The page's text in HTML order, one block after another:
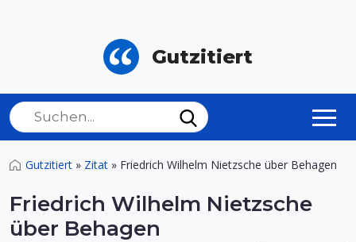
Gutzitiert
Gutzitiert » Zitat » Friedrich Wilhelm Nietzsche über Behagen
Friedrich Wilhelm Nietzsche
über Behagen